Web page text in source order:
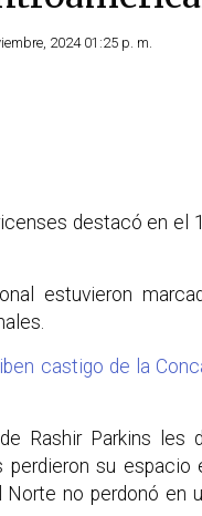
2024 01:25 p. m.
destacó en el
estuvieron
castigo de la
Rashir Parkins les
perdieron su
no perdonó en